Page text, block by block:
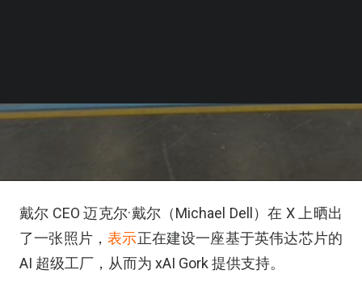
戴尔 CEO 迈克尔·戴尔（Michael Dell）在 X 上晒出
了一张照片，表示正在建设一座基于英伟达芯片的
AI 超级工厂，从而为 xAI Gork 提供支持。